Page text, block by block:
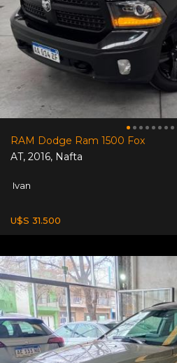
RAM Dodge Ram 1500 Fox
AT, 2016, Nafta
Ivan
U$S 31.500